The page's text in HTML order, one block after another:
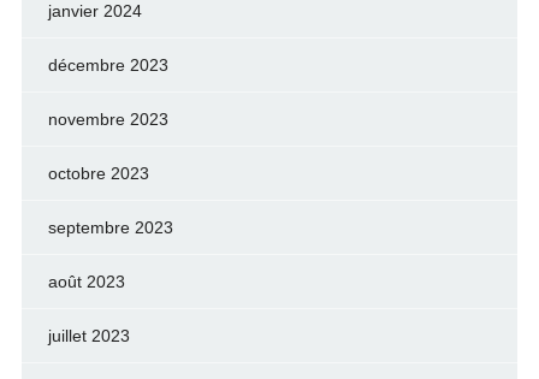
janvier 2024
décembre 2023
novembre 2023
octobre 2023
septembre 2023
août 2023
juillet 2023